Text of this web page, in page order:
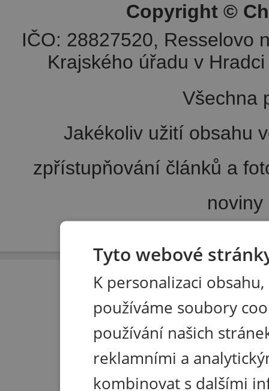
Copyright ©
IČO: 28827520, Resselovo
Krajského úřadu v
Všechna
Jakékoliv užití obsahu
zpřístupňování článků a
Tyto webové
K personalizaci
používáme soubory
používání našich
reklamními a
kombinovat s dalšími